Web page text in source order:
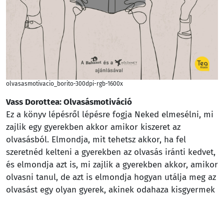
olvasasmotivacio_borito-300dpi-rgb-1600x
Vass Dorottea: Olvasásmotiváció
Ez a könyv lépésről lépésre fogja Neked elmesélni, mi
zajlik egy gyerekben akkor amikor kiszeret az
olvasásból. Elmondja, mit tehetsz akkor, ha fel
szeretnéd kelteni a gyerekben az olvasás iránti kedvet,
és elmondja azt is, mi zajlik a gyerekben akkor, amikor
olvasni tanul, de azt is elmondja hogyan utálja meg az
olvasást egy olyan gyerek, akinek odahaza kisgyermek